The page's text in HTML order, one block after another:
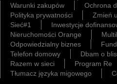
Warunki zakupów
Ochrona
Polityka prywatności
Zmień
Sieć#1
Inwestycje
Nieruchomości Orange
Odpowiedzialny biznes
Telefon domowy
Dbam o
Razem w sieci
Program Re
Tłumacz języka migowego